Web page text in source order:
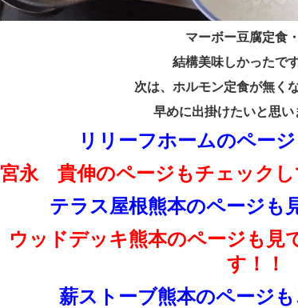
マーボー豆腐定食
結構美味しかったで
次は、ホルモン定食が無く
早めに出掛けたいと思い
リリーフホームのペー
宮永 貴伸のページもチェックし
テラス屋根熊本のページも
ウッドデッキ熊本のページも見
す！！
薪ストーブ熊本のページ